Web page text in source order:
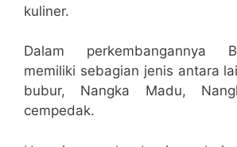
kuliner.
Dalam perkembangannya
memiliki sebagian jenis antara
bubur, Nangka Madu,
cempedak.